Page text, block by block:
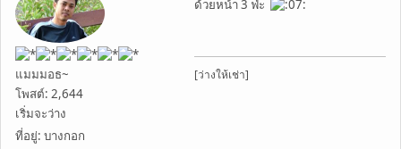
แมมมอธ~
โพสต์: 2,644
เริ่มจะว่าง
ที่อยู่: บางกอก
ด้วยหน้า 3 ฟ่ะ
[ว่างให้เช่า]